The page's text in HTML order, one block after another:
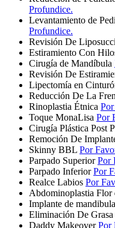
Profundice.
Levantamiento de
Profundice.
Revisión De
Estiramiento Con
Cirugía de Mandíbula
Revisión De
Lipectomía en
Reducción De La
Rinoplastia Étnica
Toque MonaLisa Por
Cirugía Plástica Post
Remoción De
Skinny BBL Por
Parpado Superior Por
Parpado Inferior Por
Realce Labios Por
Abdominoplastia Flor
Implante de mandibula
Eliminación De
Daddy Makeover Por